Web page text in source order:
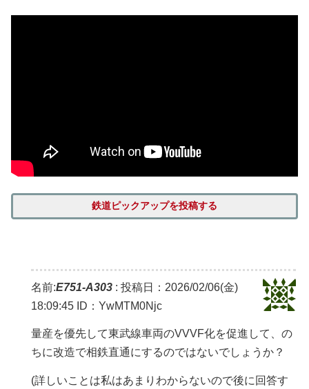
鉄道ピックアップを投稿する
名前:E751-A303 : 投稿日：2026/02/06(金)
18:09:45 ID：YwMTM0Njc
量産を優先して東武線車両のVVVF化を促進して、の
ちに改造で相鉄直通にするのではないでしょうか？
(詳しいことは私はあまりわからないので後に回答す